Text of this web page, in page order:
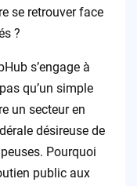
se retrouver face
?
s’engage à
qu’un simple
un secteur en
désireuse de
Pourquoi
public aux